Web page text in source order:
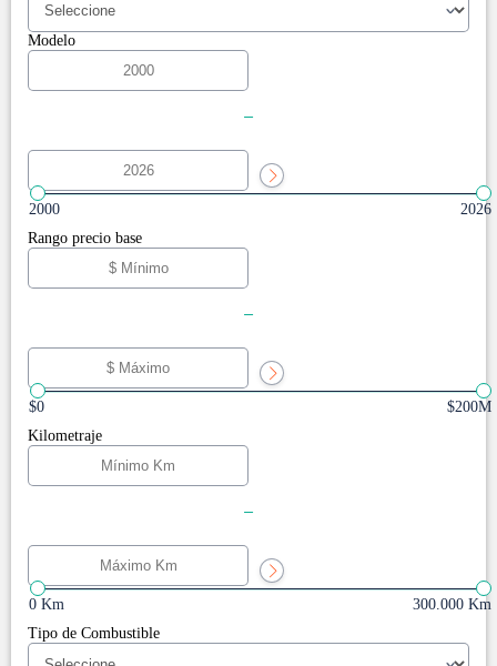
Modelo
-
2000
2026
Rango precio base
-
$0
$200M
Kilometraje
-
0 Km
300.000 Km
Tipo de Combustible